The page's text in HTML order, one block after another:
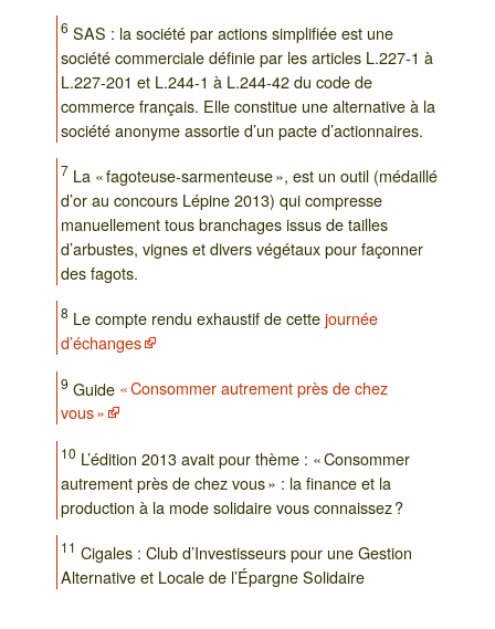
6 SAS : la société par actions simplifiée est une
société commerciale définie par les articles L.227-1 à
L.227-201 et L.244-1 à L.244-42 du code de
commerce français. Elle constitue une alternative à la
société anonyme assortie d’un pacte d’actionnaires.
7 La « fagoteuse-sarmenteuse », est un outil (médaillé
d’or au concours Lépine 2013) qui compresse
manuellement tous branchages issus de tailles
d’arbustes, vignes et divers végétaux pour façonner
des fagots.
8 Le compte rendu exhaustif de cettejournée
d’échanges
9 Guide « Consommer autrement près de chez
vous »
10 L’édition 2013 avait pour thème : « Consommer
autrement près de chez vous » : la finance et la
production à la mode solidaire vous connaissez ?
11 Cigales : Club d’Investisseurs pour une Gestion
Alternative et Locale de l’Épargne Solidaire